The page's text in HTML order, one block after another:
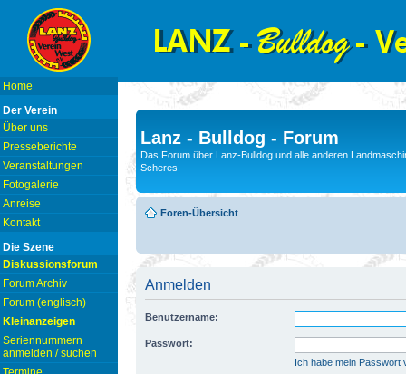
Home
Der Verein
Über uns
Presseberichte
Veranstaltungen
Fotogalerie
Anreise
Kontakt
Die Szene
Diskussionsforum
Forum Archiv
Forum (englisch)
Kleinanzeigen
Seriennummern
anmelden / suchen
Lanz - Bulldog - Forum
Das Forum über Lanz-Bulldog und alle anderen
Scheres
Foren-Übersicht
Anmelden
Benutzername:
Passwort:
Ich habe mein Passwort